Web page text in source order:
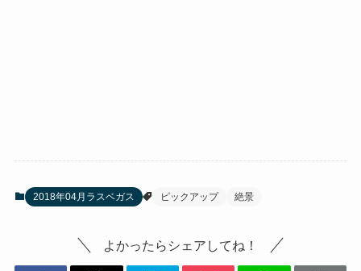
2018年04月ラスベガス ピックアップ 絶景
よかったらシェアしてね！